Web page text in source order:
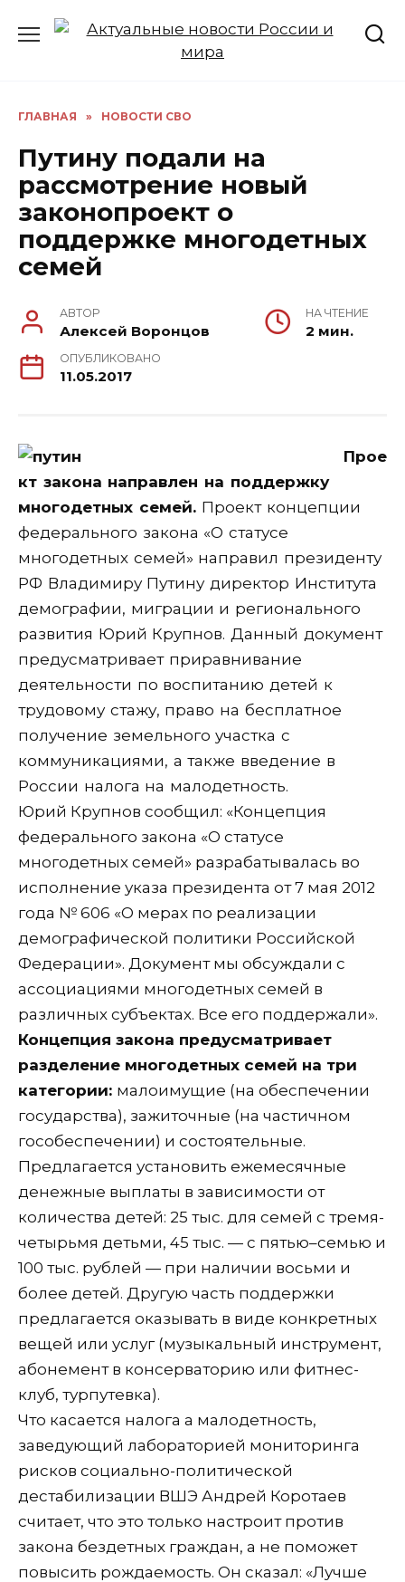
ГЛАВНАЯ » НОВОСТИ СВО
Путину подали на
рассмотрение новый
законопроект о
поддержке многодетных
семей
АВТОР
Алексей Воронцов
НА ЧТЕНИЕ
2 мин.
ОПУБЛИКОВАНО
11.05.2017
Прое
кт закона направлен на поддержку
многодетных семей. Проект концепции
федерального закона «О статусе
многодетных семей» направил президенту
РФ Владимиру Путину директор Института
демографии, миграции и регионального
развития Юрий Крупнов. Данный документ
предусматривает приравнивание
деятельности по воспитанию детей к
трудовому стажу, право на бесплатное
получение земельного участка с
коммуникациями, а также введение в
России налога на малодетность.
Юрий Крупнов сообщил: «Концепция
федерального закона «О статусе
многодетных семей» разрабатывалась во
исполнение указа президента от 7 мая 2012
года № 606 «О мерах по реализации
демографической политики Российской
Федерации». Документ мы обсуждали с
ассоциациями многодетных семей в
различных субъектах. Все его поддержали».
Концепция закона предусматривает
разделение многодетных семей на три
категории: малоимущие (на обеспечении
государства), зажиточные (на частичном
гособеспечении) и состоятельные.
Предлагается установить ежемесячные
денежные выплаты в зависимости от
количества детей: 25 тыс. для семей с тремя-
четырьмя детьми, 45 тыс. — с пятью–семью и
100 тыс. рублей — при наличии восьми и
более детей. Другую часть поддержки
предлагается оказывать в виде конкретных
вещей или услуг (музыкальный инструмент,
абонемент в консерваторию или фитнес-
клуб, турпутевка).
Что касается налога а малодетность,
заведующий лабораторией мониторинга
рисков социально-политической
дестабилизации ВШЭ Андрей Коротаев
считает, что это только настроит против
закона бездетных граждан, а не поможет
повысить рождаемость. Он сказал: «Лучше